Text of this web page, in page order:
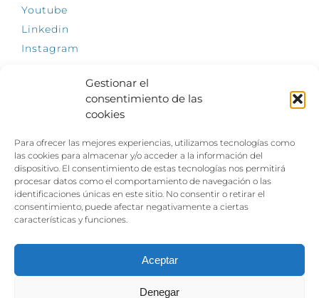
Gestionar el
consentimiento de las
cookies
Para ofrecer las mejores experiencias, utilizamos tecnologías como
las cookies para almacenar y/o acceder a la información del
dispositivo. El consentimiento de estas tecnologías nos permitirá
procesar datos como el comportamiento de navegación o las
identificaciones únicas en este sitio. No consentir o retirar el
consentimiento, puede afectar negativamente a ciertas
características y funciones.
Aceptar
Denegar
Youtube
Linkedin
Instagram
El empleo, la gran llave para una vida
independiente: Fundación Dfa reclama un
impulso decidido a la inclusión laboral de las
personas con discapacidad
Clown, circo y magia: el Jardín de las Artes
de julio con su segundo “Festival